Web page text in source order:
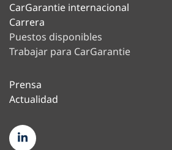
CarGarantie internacional
Carrera
Puestos disponibles
Trabajar para CarGarantie
Prensa
Actualidad